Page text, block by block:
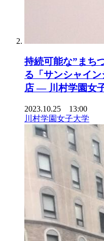
持続可能な”まち
る「サンシャイ
店 — 川村学園女
2023.10.25 13:00
川村学園女子大学